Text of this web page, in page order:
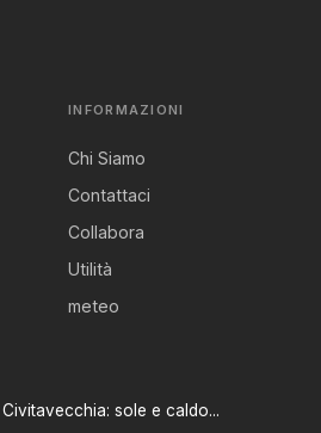
INFORMAZIONI
Chi Siamo
Contattaci
Collabora
Utilità
meteo
sole e caldo...